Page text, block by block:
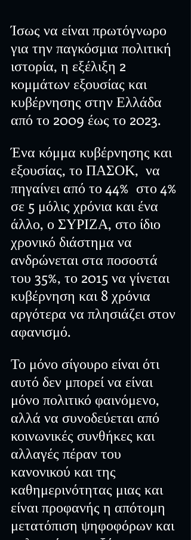
Ίσως να είναι πρωτόγνωρο
για την παγκόσμια πολιτική
ιστορία, η εξέλιξη 2
κομμάτων εξουσίας και
κυβέρνησης στην Ελλάδα
από το 2009 έως το 2023.
Ένα κόμμα κυβέρνησης και
εξουσίας, το ΠΑΣΟΚ,  να
πηγαίνει από το 44%  στο 4%
σε 5 μόλις χρόνια και ένα
άλλο, ο ΣΥΡΙΖΑ, στο ίδιο
χρονικό διάστημα να
ανδρώνεται στα ποσοστά
του 35%, το 2015 να γίνεται
κυβέρνηση και 8 χρόνια
αργότερα να πλησιάζει στον
αφανισμό.
Το μόνο σίγουρο είναι ότι
αυτό δεν μπορεί να είναι
μόνο πολιτικό φαινόμενο,
αλλά να συνοδεύεται από
κοινωνικές συνθήκες και
αλλαγές πέραν του
κανονικού και της
καθημερινότητας μιας και
είναι προφανής η απότομη
μετατόπιση ψηφοφόρων και